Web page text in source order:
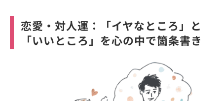
恋愛・対人運：「イヤなところ」と
「いいところ」を心の中で箇条書き